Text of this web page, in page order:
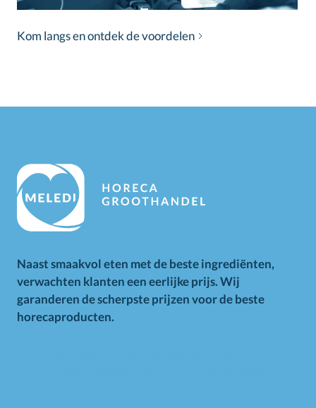
Kom langs en ontdek de voordelen
Naast smaakvol eten met de beste ingrediënten,
verwachten klanten een eerlijke prijs. Wij
garanderen de scherpste prijzen voor de beste
horecaproducten.